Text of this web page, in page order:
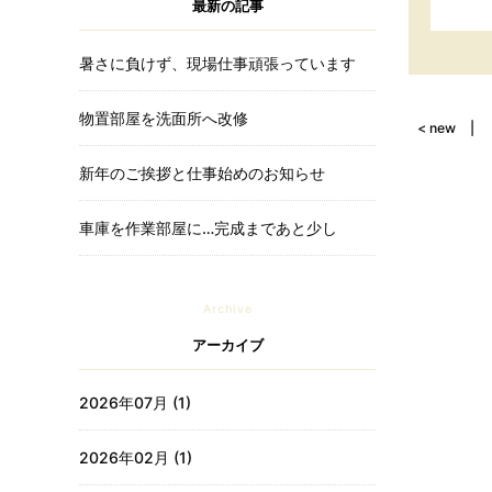
< new
最新の記事
暑さに負けず、現場仕事頑張っています
物置部屋を洗面所へ改修
新年のご挨拶と仕事始めのお知らせ
車庫を作業部屋に…完成まであと少し
Archive
アーカイブ
2026年07月 (1)
2026年02月 (1)